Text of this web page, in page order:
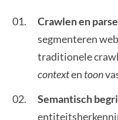
Crawlen en
segmenteren
traditionele
contexten toon
Semantisch